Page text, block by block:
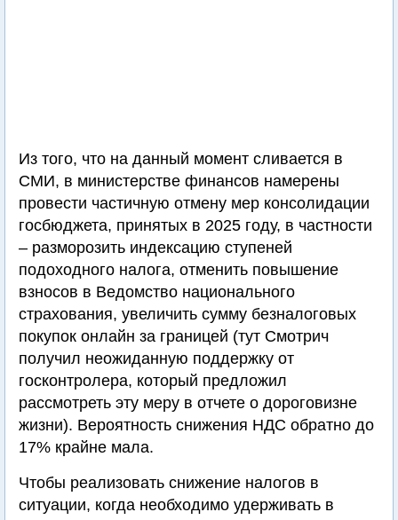
Из того, что на данный момент сливается в
СМИ, в министерстве финансов намерены
провести частичную отмену мер консолидации
госбюджета, принятых в 2025 году, в частности
– разморозить индексацию ступеней
подоходного налога, отменить повышение
взносов в Ведомство национального
страхования, увеличить сумму безналоговых
покупок онлайн за границей (тут Смотрич
получил неожиданную поддержку от
госконтролера, который предложил
рассмотреть эту меру в отчете о дороговизне
жизни). Вероятность снижения НДС обратно до
17% крайне мала.
Чтобы реализовать снижение налогов в
ситуации, когда необходимо удерживать в